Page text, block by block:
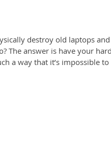
destroy old laptops
The answer is have your
a way that it’s impossible